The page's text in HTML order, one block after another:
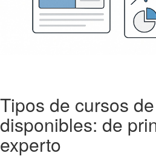
Tipos de cursos
disponibles: de
experto